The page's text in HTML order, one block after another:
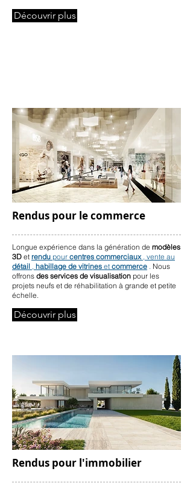
Découvrir plus
Rendus pour le commerce
Longue expérience dans la génération de modèles
3D et rendu pour centres commerciaux, vente au
détail , habillage de vitrines et commerce . Nous
offrons des services de visualisation pour les
projets neufs et de réhabilitation à grande et petite
échelle.
Découvrir plus
Rendus pour l'immobilier